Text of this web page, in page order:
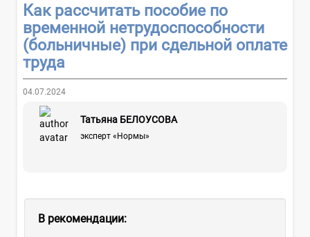
Как рассчитать пособие по
временной нетрудоспособности
(больничные) при сдельной оплате
труда
04.07.2024
Татьяна БЕЛОУСОВА
эксперт «Нормы»
В рекомендации: